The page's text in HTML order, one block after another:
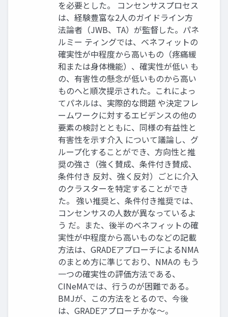
を必要とした。 コンセンサスプロセス
は、経験豊富な2人のガイドライン方
法論者（JWB、TA）が監督した。パネ
ルミー ティングでは、ベネフィットの
確実性が中程度から高いもの（疼痛緩
和または身体機能）、確実性が低い も
の、有害性の懸念が低いものから高い
ものへと順次提示された。これによっ
てパネルは、実際的な問題 や決定フレ
ームワークに対するエビデンスの他の
要素の検討とともに、同様の有益性と
有害性を示す介入 について議論し、グ
ループ化することができ、方向性と推
奨の強さ（強く賛成、条件付き賛成、
条件付き 反対、強く反対）ごとに介入
のクラスターを特定することができ
た。 強い推奨と、条件付き推奨では、
コンセンサスの人数が異なっているよ
う だ。また、後半のベネフィットの確
実性が中程度から高いものなどの記載
方法は、GRADEアプローチによるNMA
のまとめ方に準じており、NMAの もう
一つの確実性の評価方法である、
CINeMAでは、行うのが困難である。
BMJが、この方法をとるので、今後
は、GRADEアプローチかな～。